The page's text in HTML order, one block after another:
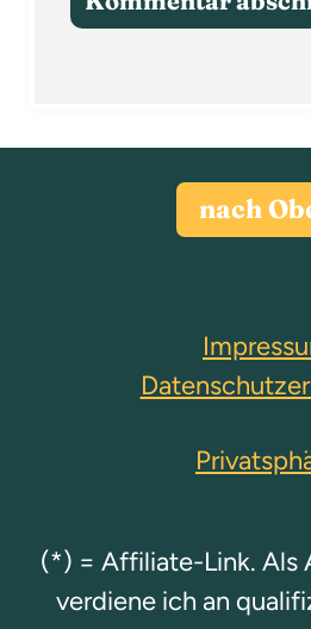
nach
(*) = Affiliate-Link. Als
verdiene ich an